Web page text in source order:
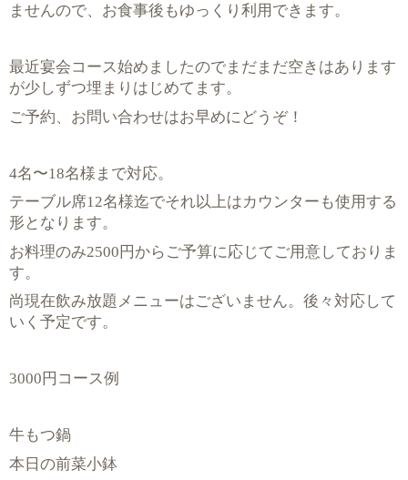
ませんので、お食事後もゆっくり利用できます。
最近宴会コース始めましたのでまだまだ空きはあります
が少しずつ埋まりはじめてます。
ご予約、お問い合わせはお早めにどうぞ！
4名〜18名様まで対応。
テーブル席12名様迄でそれ以上はカウンターも使用する
形となります。
お料理のみ2500円からご予算に応じてご用意しておりま
す。
尚現在飲み放題メニューはございません。後々対応して
いく予定です。
3000円コース例
牛もつ鍋
本日の前菜小鉢